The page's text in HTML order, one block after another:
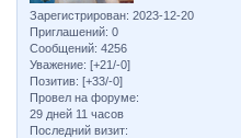
Зарегистрирован: 2023-12-20
Приглашений: 0
Сообщений: 4256
Уважение: [+21/-0]
Позитив: [+33/-0]
Провел на форуме:
29 дней 11 часов
Последний визит: